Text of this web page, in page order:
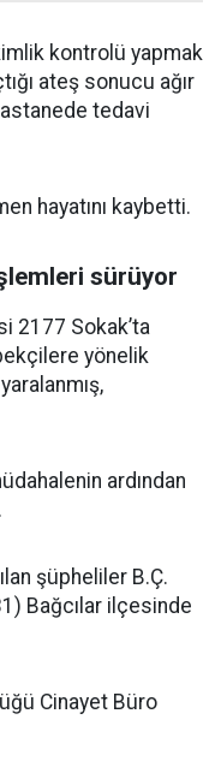
kontrolü yapmak
ateş sonucu ağır
tedavi
hayatını kaybetti.
sürüyor
2177 Sokak’ta
yönelik
ardından
şüpheliler B.Ç.
Bağcılar ilçesinde
Cinayet Büro